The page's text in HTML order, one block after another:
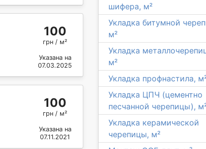
100
грн / м²
Указана на
07.03.2025
100
грн / м²
Указана на
07.11.2021
шифера, м²
Укладка битумной
м²
Укладка
м²
Укладка профнастила,
Укладка ЦПЧ (цементно
песчанной черепицы),
Укладка керамической
черепицы, м²